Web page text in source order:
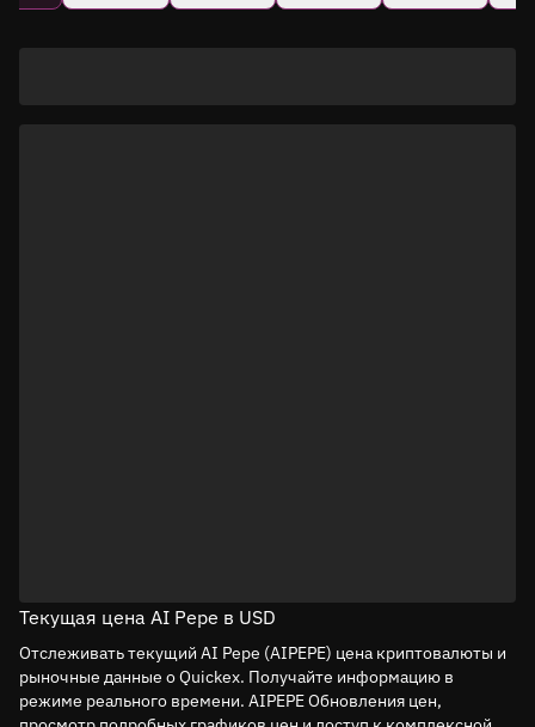
Текущая цена AI Pepe в USD
Отслеживать текущий AI Pepe (AIPEPE) цена криптовалюты и
рыночные данные о Quickex. Получайте информацию в
режиме реального времени. AIPEPE Обновления цен,